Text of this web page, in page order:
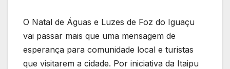
O Natal de Águas e Luzes de Foz do Iguaçu
vai passar mais que uma mensagem de
esperança para comunidade local e turistas
que visitarem a cidade. Por iniciativa da Itaipu